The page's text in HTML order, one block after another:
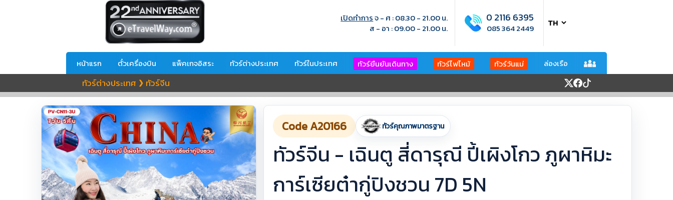
เปิดทำการจ - ศ : 08.30 - 21.00 น.
ส - อา : 09.00 - 21.00 น.
0 2116 6395
085 364 2449
หน้าแรก ตั๋วเครื่องบิน แพ็คเกจอิสระ ทัวร์ต่างประเทศ ทัวร์ในประเทศ ทัวร์ยืนยันเดินทาง ทัวร์ไฟไหม้ ทัวร์วันแม่ ล่องเรือ
ทัวร์ต่างประเทศ ❯ ทัวร์จีน
Code A20166 ทัวร์คุณภาพมาตรฐาน
ทัวร์จีน - เฉินตู สี่ดารุณี ปี้เผิงโกว ภูผาหิมะ
การ์เซียต๋ากู่ปิงชวน 7D 5N